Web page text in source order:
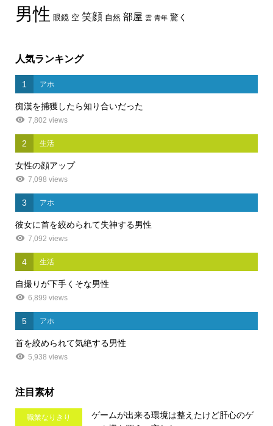
男性 眼鏡 空 笑顔 自然 部屋 雲 青年 驚く
人気ランキング
1 アホ
痴漢を捕獲したら知り合いだった
7,802 views
2 生活
女性の顔アップ
7,098 views
3 アホ
彼女に首を絞められて失神する男性
7,092 views
4 生活
自撮りが下手くそな男性
6,899 views
5 アホ
首を絞められて気絶する男性
5,938 views
注目素材
職業なりきり
ゲームが出来る環境は整えたけど肝心のゲ